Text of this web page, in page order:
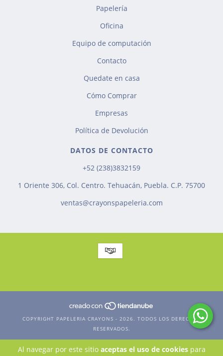
Al navegar por este sitio aceptas el uso de cookiespara
Papelería
Oficina
Equipo de computación
Contacto
Quedate en casa
Cómo Comprar
Empresas
Política de Devolución
DATOS DE CONTACTO
+52 (238)3832159
1 Oriente 306, Col. Centro. Tehuacán, Puebla. C.P. 75700
ventas@crayonspapeleria.com
COPYRIGHT PAPELERIA CRAYONS - 2026. TODOS LOS DERECHOS
RESERVADOS.